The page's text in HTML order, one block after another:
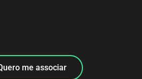
me associar